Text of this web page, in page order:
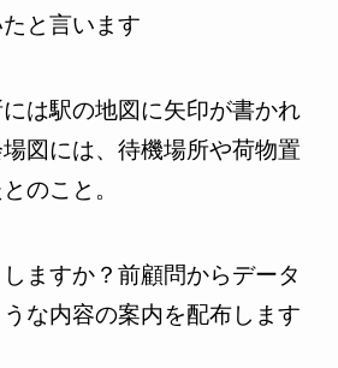
と言います
は駅の地図に矢印が書かれ
図には、待機場所や荷物置
のこと。
ますか？前顧問からデータ
な内容の案内を配布します